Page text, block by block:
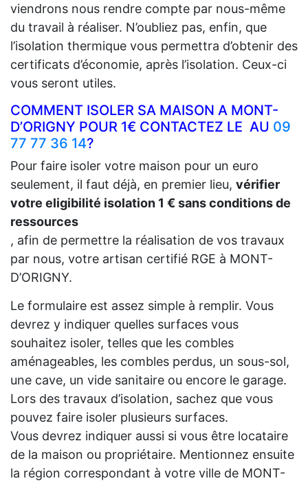
viendrons nous rendre compte par nous-même
du travail à réaliser. N’oubliez pas, enfin, que
l’isolation thermique vous permettra d’obtenir des
certificats d’économie, après l’isolation. Ceux-ci
vous seront utiles.
COMMENT ISOLER SA MAISON A MONT-
D’ORIGNY POUR 1€ CONTACTEZ LE AU 09
77 77 36 14?
Pour faire isoler votre maison pour un euro
seulement, il faut déjà, en premier lieu, vérifier
votre eligibilité isolation 1 € sans conditions de
ressources
, afin de permettre la réalisation de vos travaux
par nous, votre artisan certifié RGE à MONT-
D’ORIGNY.
Le formulaire est assez simple à remplir. Vous
devrez y indiquer quelles surfaces vous
souhaitez isoler, telles que les combles
aménageables, les combles perdus, un sous-sol,
une cave, un vide sanitaire ou encore le garage.
Lors des travaux d’isolation, sachez que vous
pouvez faire isoler plusieurs surfaces.
Vous devrez indiquer aussi si vous être locataire
de la maison ou propriétaire. Mentionnez ensuite
la région correspondant à votre ville de MONT-